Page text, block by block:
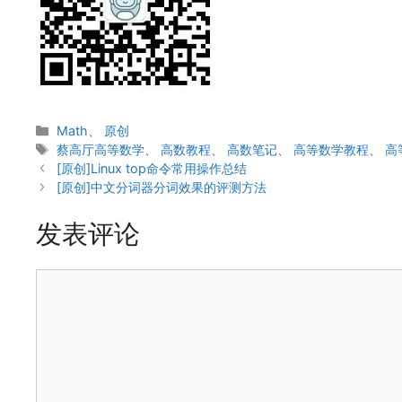
分
类
Math
原创
标
签
蔡高厅高等数学 、高数教程 、高数笔记 、高等数学教程 、高
[原创]Linux top命令常用操作总结
[原创]中文分词器分词效果的评测方法
发表评论